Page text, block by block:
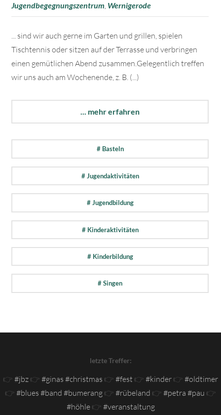
Jugendbegegnungszentrum, Wernigerode
... sind wir auch gerne im Garten und grillen, spielen
Tischtennis oder sitzen auf der Terrasse und verbringen
einen gemütlichen Abend zusammen.Gelegentlich treffen
wir uns auch am Wochenende, z. B. (...)
... mehr erfahren
# Basteln
# Jugendaktivitäten
# Jugendbildung
# Kinderaktivitäten
# Kinderbildung
# Singen
letzte Treffer:
👉 #jbz 👉 #ginas #christmas 👉 #fest 👉 #kinder 👉 #oldtimer
👉 #blues #band #bumerang 👉 #rübeland 👉 #petra #pau 👉
#höhle👉 #veranstaltung